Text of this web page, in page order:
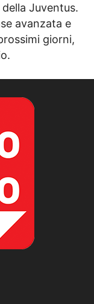
Juventus.
avanzata e
giorni,